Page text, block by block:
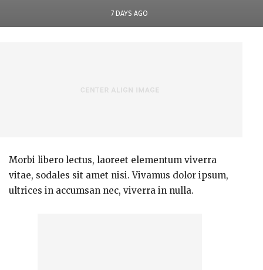
7 DAYS AGO
Morbi libero lectus, laoreet elementum viverra
vitae, sodales sit amet nisi. Vivamus dolor ipsum,
ultrices in accumsan nec, viverra in nulla.